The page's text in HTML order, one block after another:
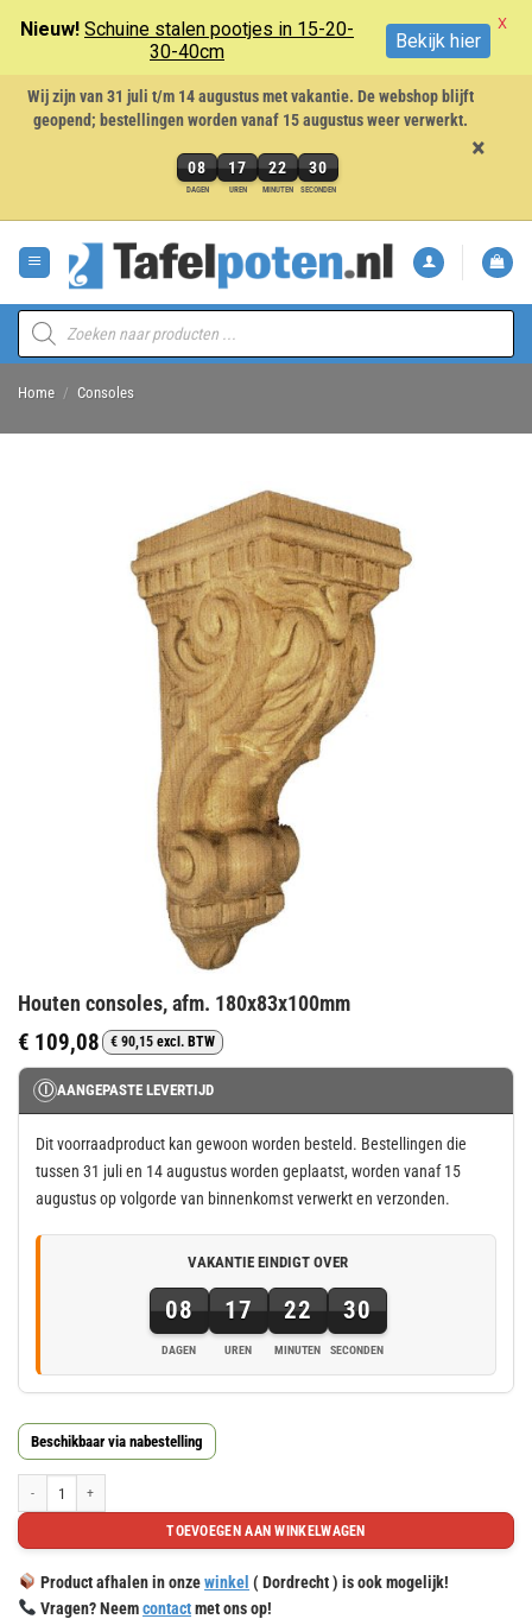
Wij zijn van 31 juli t/m 14 augustus met vakantie. De webshop blijft
geopend; bestellingen worden vanaf 15 augustus weer verwerkt.
08
DAGEN
17
UREN
22
MINUTEN
29
SECONDEN
8
uren,
22
minuten
en
×
naar
inhoud
Producten
zoeken
Home / Consoles
Houten consoles, afm. 180x83x100mm
€ 109,08 € 90,15 excl. BTW
Ⓘ AANGEPASTE LEVERTIJD
Dit voorraadproduct kan gewoon worden besteld. Bestellingen die
tussen 31 juli en 14 augustus worden geplaatst, worden vanaf 15
augustus op volgorde van binnenkomst verwerkt en verzonden.
VAKANTIE EINDIGT OVER
08
DAGEN
17
UREN
22
MINUTEN
29
SECONDEN
8
dagen,
minuten
en
seconden
Beschikbaar via nabestelling
TOEVOEGEN AAN WINKELWAGEN
Product afhalen in onzewinkel ( Dordrecht ) is ook mogelijk!
Vragen? Neemcontactmet ons op!
Nieuw! Schuine stalen pootjes in 15-20-
30-40cm
Bekijk hier
X